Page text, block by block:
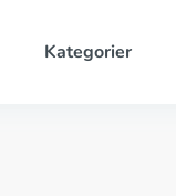
Kategorier